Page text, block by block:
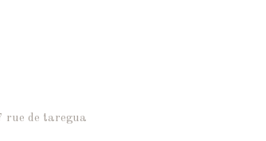
rue de taregua